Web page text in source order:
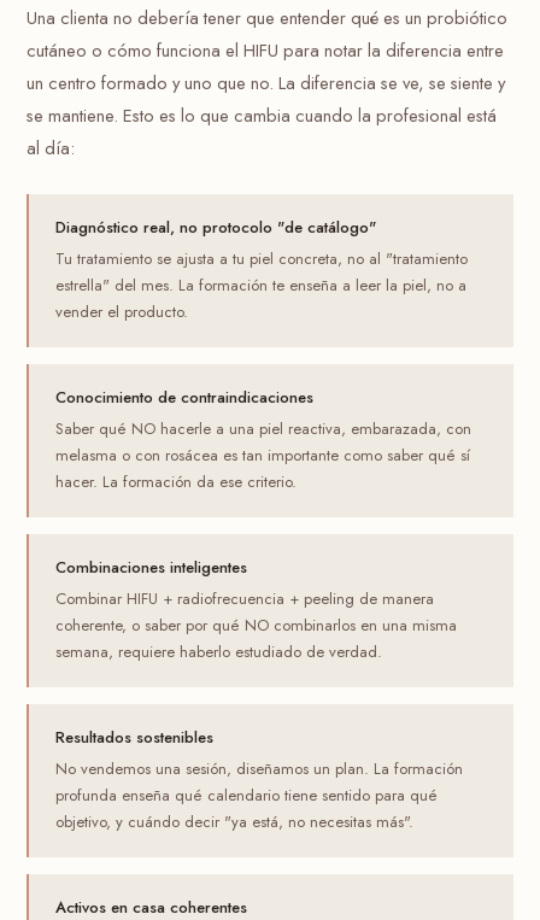
Una clienta no debería tener que entender qué es un probiótico
cutáneo o cómo funciona el HIFU para notar la diferencia entre
un centro formado y uno que no. La diferencia se ve, se siente y
se mantiene. Esto es lo que cambia cuando la profesional está
al día:
Diagnóstico real, no protocolo "de catálogo"
Tu tratamiento se ajusta a tu piel concreta, no al "tratamiento
estrella" del mes. La formación te enseña a leer la piel, no a
vender el producto.
Conocimiento de contraindicaciones
Saber qué NO hacerle a una piel reactiva, embarazada, con
melasma o con rosácea es tan importante como saber qué sí
hacer. La formación da ese criterio.
Combinaciones inteligentes
Combinar HIFU + radiofrecuencia + peeling de manera
coherente, o saber por qué NO combinarlos en una misma
semana, requiere haberlo estudiado de verdad.
Resultados sostenibles
No vendemos una sesión, diseñamos un plan. La formación
profunda enseña qué calendario tiene sentido para qué
objetivo, y cuándo decir "ya está, no necesitas más".
Activos en casa coherentes